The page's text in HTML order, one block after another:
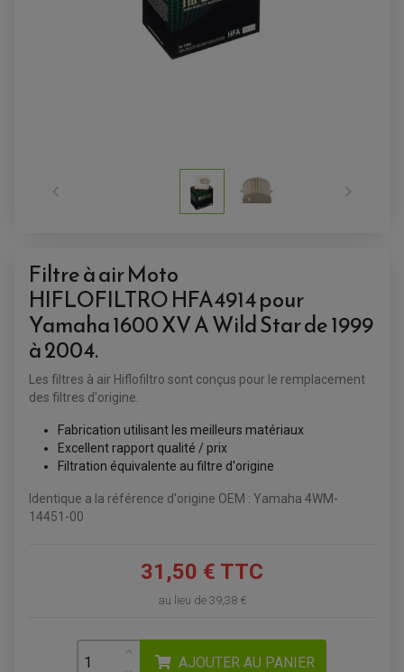
AMORTISSEUR / SUSPENSION
AMORTISSEUR DE DIRECTION
ANTIVOL-ALARME
 
Filtre à air Moto
HIFLOFILTRO HFA4914 pour
Yamaha1600 XV A Wild Star de 1999
à 2004.
Les filtres à air Hiflofiltro sont conçus pour le remplacement
des filtres d'origine.
Fabrication utilisant les meilleurs matériaux
Excellent rapport qualité / prix
Filtration équivalente au filtre d'origine
Identique a la référence d'origine OEM : Yamaha 4WM-
14451-00
31,50 € TTC
au lieu de 39,38 €
AJOUTER AU PANIER